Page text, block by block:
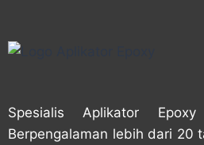
Spesialis Aplikator
Berpengalaman lebih dari 20